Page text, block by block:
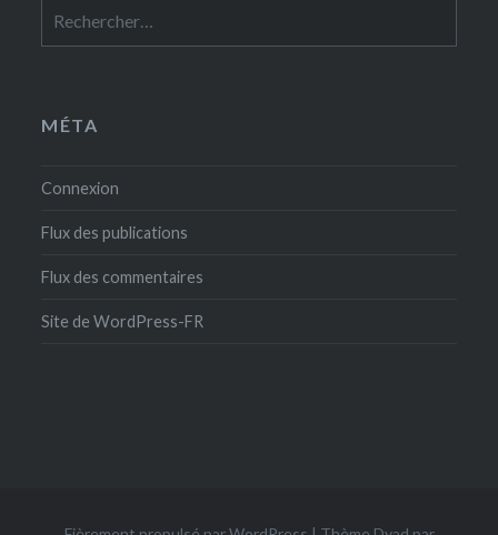
MÉTA
Connexion
Flux des publications
Flux des commentaires
Site de WordPress-FR